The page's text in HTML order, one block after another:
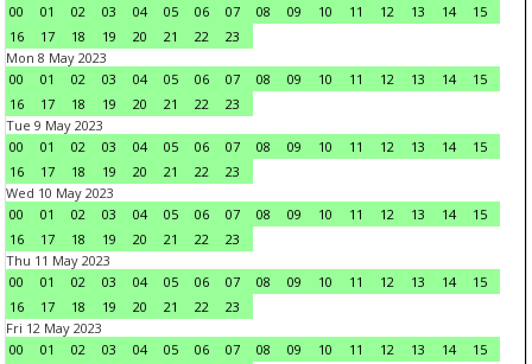
00
01 02 03 04 05 06 07 08 09 10 11 12 13 14
15
16
17 18 19 20 21 22
23
Mon 8 May 2023
00
01 02 03 04 05 06 07 08 09 10 11 12 13 14
15
16
17 18 19 20 21 22
23
Tue 9 May 2023
00
01 02 03 04 05 06 07 08 09 10 11 12 13 14
15
16
17 18 19 20 21 22
23
Wed 10 May 2023
00
01 02 03 04 05 06 07 08 09 10 11 12 13 14
15
16
17 18 19 20 21 22
23
Thu 11 May 2023
00
01 02 03 04 05 06 07 08 09 10 11 12 13 14
15
16
17 18 19 20 21 22
23
Fri 12 May 2023
00
01 02 03 04 05 06 07 08 09 10 11 12 13 14
15